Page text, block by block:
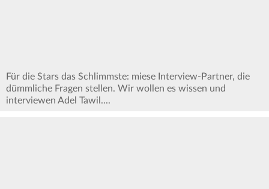
Für die Stars das Schlimmste: miese Interview-Partner, die
dümmliche Fragen stellen. Wir wollen es wissen und
interviewen Adel Tawil....